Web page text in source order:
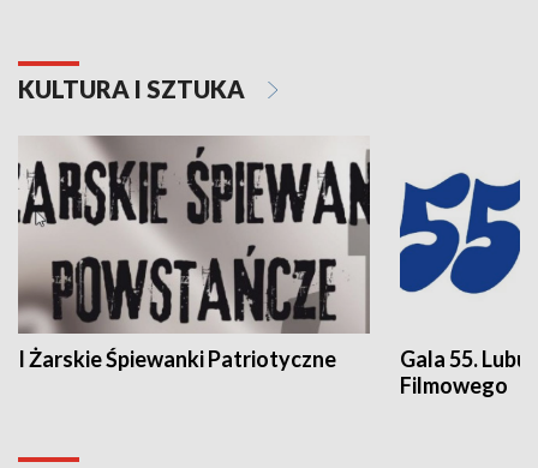
KULTURA I SZTUKA
I Żarskie Śpiewanki Patriotyczne
Gala 55.
Filmowego